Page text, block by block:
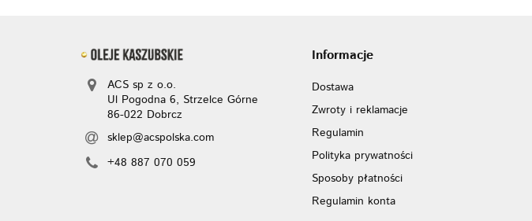
ACS sp z o.o.
Ul Pogodna 6, Strzelce Górne
86-022 Dobrcz
sklep@acspolska.com
+48 887 070 059
Informacje
Dostawa
Zwroty i reklamacje
Regulamin
Polityka prywatności
Sposoby płatności
Regulamin konta